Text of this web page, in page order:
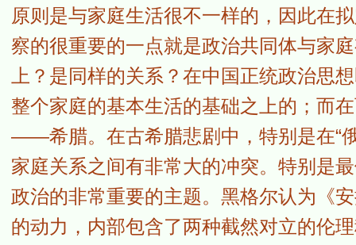
原则是与家庭生活很不一样的，因此在
察的很重要的一点就是政治共同体与家
上？是同样的关系？在中国正统政治思
整个家庭的基本生活的基础之上的；而
——希腊。在古希腊悲剧中，特别是在“
家庭关系之间有非常大的冲突。特别是
政治的非常重要的主题。黑格尔认为《
的动力，内部包含了两种截然对立的伦